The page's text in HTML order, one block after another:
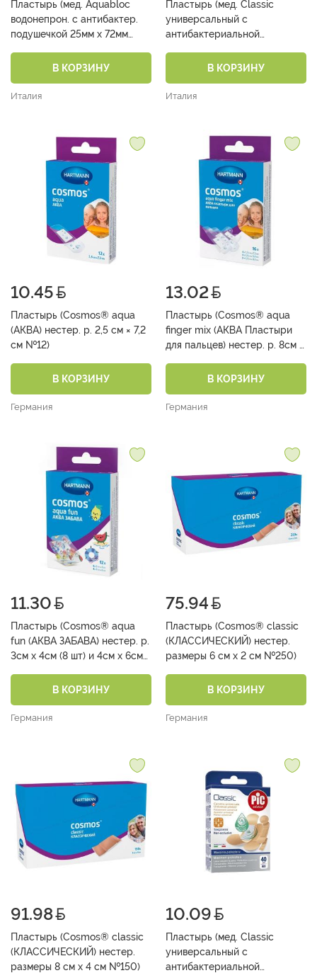
Пластырь (мед. Aquabloc
водонепрон. с антибактер.
подушечкой 25мм х 72мм
В КОРЗИНУ
Италия
Пластырь (мед. Classic
универсальный с
антибактериальной
В КОРЗИНУ
Италия
10.45
Пластырь (Cosmos® aqua
(АКВА) нестер. р. 2,5 см × 7,2
см №12)
В КОРЗИНУ
Германия
13.02
Пластырь (Cosmos® aqua
finger mix (АКВА Пластыри
для пальцев) нестер. р. 8см x
шт) и 2,5см x 7,2см (4 шт)
№16)
В КОРЗИНУ
Германия
11.30
Пластырь (Cosmos® aqua
fun (АКВА ЗАБАВА) нестер. р.
3см x 4см (8 шт) и 4см x 6см
В КОРЗИНУ
Германия
75.94
Пластырь (Cosmos® classic
(КЛАССИЧЕСКИЙ) нестер.
размеры 6 см х 2 см №250)
В КОРЗИНУ
Германия
91.98
Пластырь (Cosmos® classic
(КЛАССИЧЕСКИЙ) нестер.
размеры 8 см х 4 см №150)
10.09
Пластырь (мед. Classic
универсальный с
антибактериальной